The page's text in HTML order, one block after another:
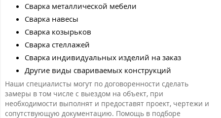
Сварка металлической мебели
Сварка навесы
Сварка козырьков
Сварка стеллажей
Сварка индивидуальных изделий на заказ
Другие виды свариваемых конструкций
Наши специалисты могут по договоренности сделать
замеры в том числе с выездом на объект, при
необходимости выполнят и предоставят проект, чертежи и
сопутствующую документацию. Помощь в подборе